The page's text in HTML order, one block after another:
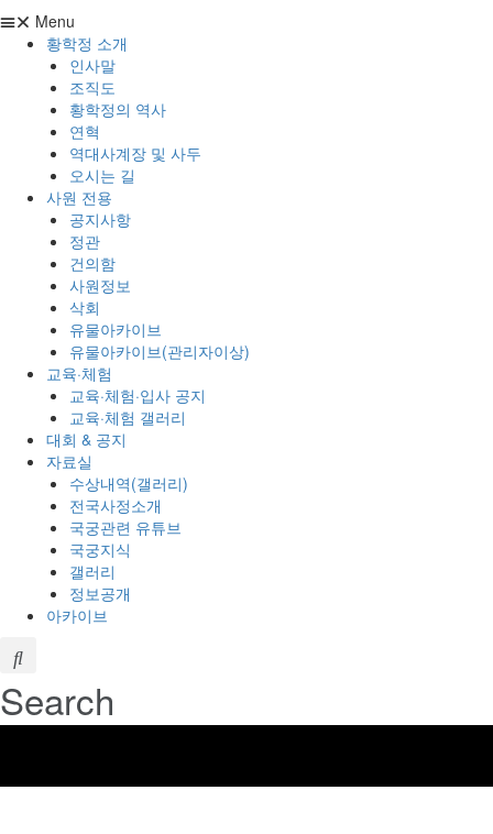
Menu
황학정 소개
인사말
조직도
황학정의 역사
연혁
역대사계장 및 사두
오시는 길
사원 전용
공지사항
정관
건의함
사원정보
삭회
유물아카이브
유물아카이브(관리자이상)
교육·체험
교육·체험·입사 공지
교육·체험 갤러리
대회 & 공지
자료실
수상내역(갤러리)
전국사정소개
국궁관련 유튜브
국궁지식
갤러리
정보공개
아카이브
Search